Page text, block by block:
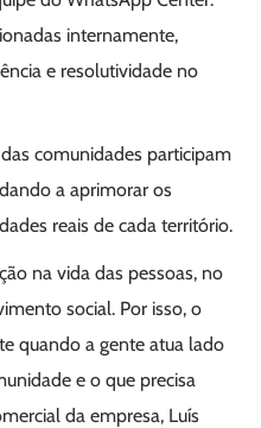
internamente,
e resolutividade no
comunidades participam
a aprimorar os
reais de cada território.
na vida das pessoas, no
social. Por isso, o
quando a gente atua lado
e o que precisa
da empresa, Luís